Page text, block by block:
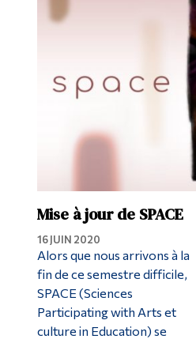
Mise à jour de SPACE
16 JUIN 2020
Alors que nous arrivons à la
fin de ce semestre difficile,
SPACE (Sciences
Participating with Arts et
culture in Education) se